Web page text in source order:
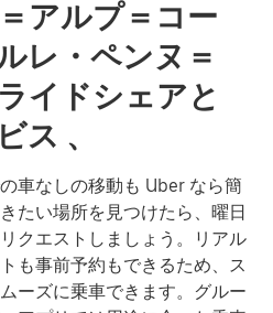
アルプ＝コー
レ・ペンヌ＝
イドシェアと
ス 、
車なしの移動も Uber なら簡
たい場所を見つけたら、曜日
クエストしましょう。リアル
も事前予約もできるため、ス
ーズに乗車できます。グルー